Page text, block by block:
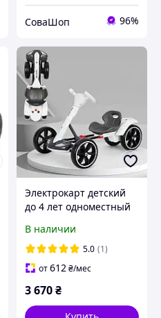
СоваШоп 96%
Электрокарт детский
до 4 лет одноместный
белый
В наличии
5.0 (1)
от612₴/мес
3 670₴